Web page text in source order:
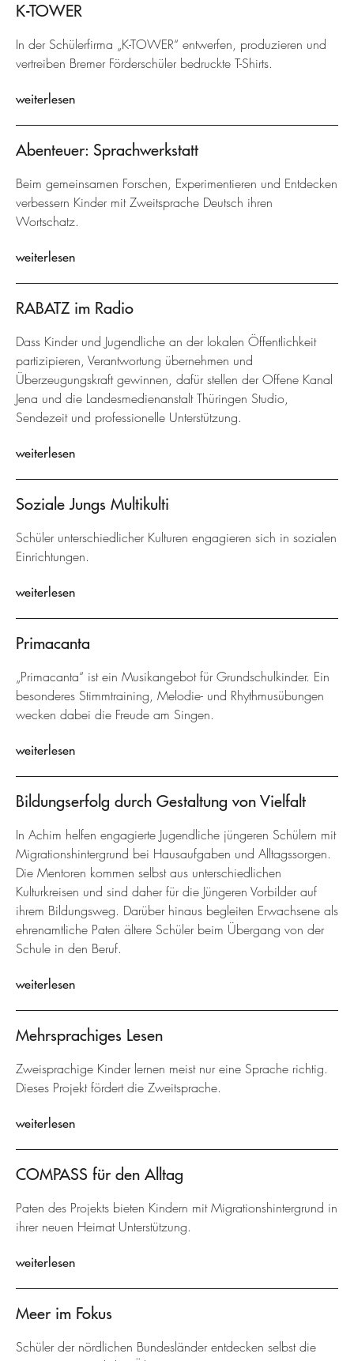
K-TOWER
In der Schülerfirma „K-TOWER“ entwerfen, produzieren und
vertreiben Bremer Förderschüler bedruckte T-Shirts.
weiterlesen
Abenteuer: Sprachwerkstatt
Beim gemeinsamen Forschen, Experimentieren und Entdecken
verbessern Kinder mit Zweitsprache Deutsch ihren
Wortschatz.
weiterlesen
RABATZ im Radio
Dass Kinder und Jugendliche an der lokalen Öffentlichkeit
partizipieren, Verantwortung übernehmen und
Überzeugungskraft gewinnen, dafür stellen der Offene Kanal
Jena und die Landesmedienanstalt Thüringen Studio,
Sendezeit und professionelle Unterstützung.
weiterlesen
Soziale Jungs Multikulti
Schüler unterschiedlicher Kulturen engagieren sich in sozialen
Einrichtungen.
weiterlesen
Primacanta
„Primacanta“ ist ein Musikangebot für Grundschulkinder. Ein
besonderes Stimmtraining, Melodie- und Rhythmusübungen
wecken dabei die Freude am Singen.
weiterlesen
Bildungserfolg durch Gestaltung von Vielfalt
In Achim helfen engagierte Jugendliche jüngeren Schülern mit
Migrationshintergrund bei Hausaufgaben und Alltagssorgen.
Die Mentoren kommen selbst aus unterschiedlichen
Kulturkreisen und sind daher für die Jüngeren Vorbilder auf
ihrem Bildungsweg. Darüber hinaus begleiten Erwachsene als
ehrenamtliche Paten ältere Schüler beim Übergang von der
Schule in den Beruf.
weiterlesen
Mehrsprachiges Lesen
Zweisprachige Kinder lernen meist nur eine Sprache richtig.
Dieses Projekt fördert die Zweitsprache.
weiterlesen
COMPASS für den Alltag
Paten des Projekts bieten Kindern mit Migrationshintergrund in
ihrer neuen Heimat Unterstützung.
weiterlesen
Meer im Fokus
Schüler der nördlichen Bundesländer entdecken selbst die